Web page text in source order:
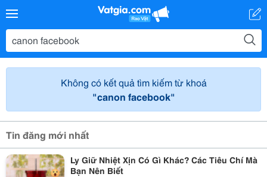
Không có kết quả tìm kiếm từ khoá
"canon facebook"
Tin đăng mới nhất
Ly Giữ Nhiệt Xịn Có Gì Khác? Các Tiêu Chí Mà
Bạn Nên Biết